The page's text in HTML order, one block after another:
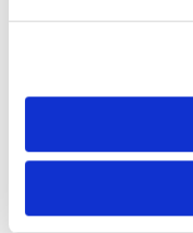
Anschlussmöglichkeiten
Multi-Monitor-Setups
Lieferumfang sind sowohl
um maximale Flexibilität